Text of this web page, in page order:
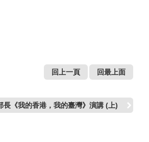
回上一頁 回最上面
長《我的香港，我的臺灣》演講 (上)